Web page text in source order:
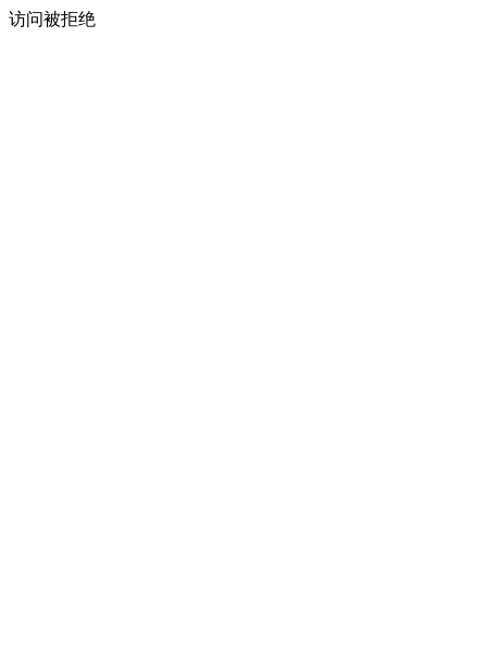
访问被拒绝